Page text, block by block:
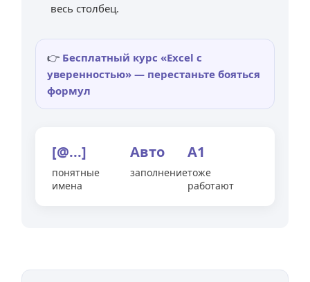
весь столбец.
👉 Бесплатный курс «Excel с
уверенностью» — перестаньте бояться
формул
[@...]
понятные
имена
Авто
заполнение
A1
тоже
работают